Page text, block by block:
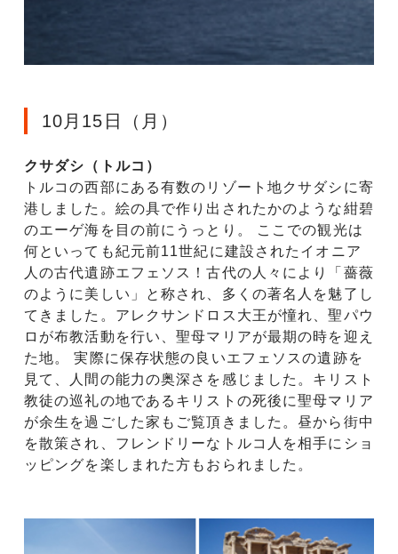
10月15日（月）
クサダシ（トルコ）
トルコの西部にある有数のリゾート地クサダシに寄
港しました。絵の具で作り出されたかのような紺碧
のエーゲ海を目の前にうっとり。 ここでの観光は
何といっても紀元前11世紀に建設されたイオニア
人の古代遺跡エフェソス！古代の人々により「薔薇
のように美しい」と称され、多くの著名人を魅了し
てきました。アレクサンドロス大王が憧れ、聖パウ
ロが布教活動を行い、聖母マリアが最期の時を迎え
た地。 実際に保存状態の良いエフェソスの遺跡を
見て、人間の能力の奥深さを感じました。キリスト
教徒の巡礼の地であるキリストの死後に聖母マリア
が余生を過ごした家もご覧頂きました。昼から街中
を散策され、フレンドリーなトルコ人を相手にショ
ッピングを楽しまれた方もおられました。